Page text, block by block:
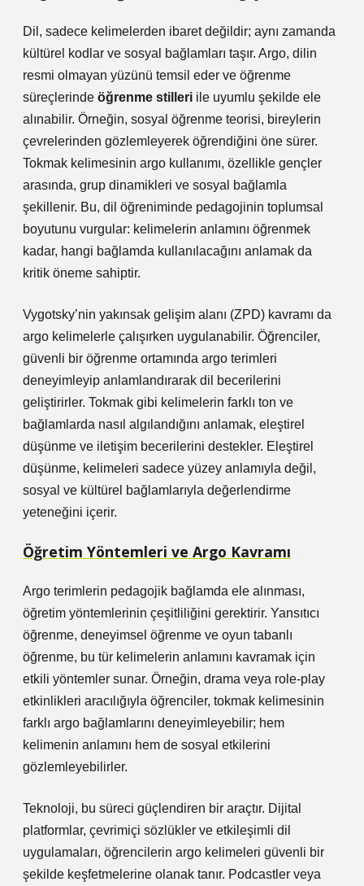
Dil, sadece kelimelerden ibaret değildir; aynı zamanda
kültürel kodlar ve sosyal bağlamları taşır. Argo, dilin
resmi olmayan yüzünü temsil eder ve öğrenme
süreçlerinde öğrenme stilleri ile uyumlu şekilde ele
alınabilir. Örneğin, sosyal öğrenme teorisi, bireylerin
çevrelerinden gözlemleyerek öğrendiğini öne sürer.
Tokmak kelimesinin argo kullanımı, özellikle gençler
arasında, grup dinamikleri ve sosyal bağlamla
şekillenir. Bu, dil öğreniminde pedagojinin toplumsal
boyutunu vurgular: kelimelerin anlamını öğrenmek
kadar, hangi bağlamda kullanılacağını anlamak da
kritik öneme sahiptir.
Vygotsky’nin yakınsak gelişim alanı (ZPD) kavramı da
argo kelimelerle çalışırken uygulanabilir. Öğrenciler,
güvenli bir öğrenme ortamında argo terimleri
deneyimleyip anlamlandırarak dil becerilerini
geliştirirler. Tokmak gibi kelimelerin farklı ton ve
bağlamlarda nasıl algılandığını anlamak, eleştirel
düşünme ve iletişim becerilerini destekler. Eleştirel
düşünme, kelimeleri sadece yüzey anlamıyla değil,
sosyal ve kültürel bağlamlarıyla değerlendirme
yeteneğini içerir.
Öğretim Yöntemleri ve Argo Kavramı
Argo terimlerin pedagojik bağlamda ele alınması,
öğretim yöntemlerinin çeşitliliğini gerektirir. Yansıtıcı
öğrenme, deneyimsel öğrenme ve oyun tabanlı
öğrenme, bu tür kelimelerin anlamını kavramak için
etkili yöntemler sunar. Örneğin, drama veya role-play
etkinlikleri aracılığıyla öğrenciler, tokmak kelimesinin
farklı argo bağlamlarını deneyimleyebilir; hem
kelimenin anlamını hem de sosyal etkilerini
gözlemleyebilirler.
Teknoloji, bu süreci güçlendiren bir araçtır. Dijital
platformlar, çevrimiçi sözlükler ve etkileşimli dil
uygulamaları, öğrencilerin argo kelimeleri güvenli bir
şekilde keşfetmelerine olanak tanır. Podcastler veya